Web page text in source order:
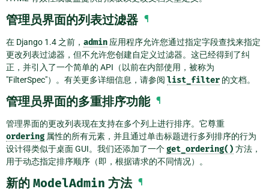
管理员界面的列表过滤器 ¶
在 Django 1.4 之前， admin 应用程序允许您通过指定字段查找来指定
更改列表过滤器，但不允许您创建自定义过滤器。这已经得到了纠
正，并引入了一个简单的 API（以前在内部使用，被称为
"FilterSpec"）。有关更多详细信息，请参阅 list_filter 的文档。
管理员界面的多重排序功能 ¶
管理界面的更改列表现在支持在多个列上进行排序。它尊重
ordering 属性的所有元素，并且通过单击标题进行多列排序的行为
设计得类似于桌面 GUI。我们还添加了一个get_ordering() 方法，
用于动态指定排序顺序（即，根据请求的不同情况）。
新的 ModelAdmin 方法 ¶